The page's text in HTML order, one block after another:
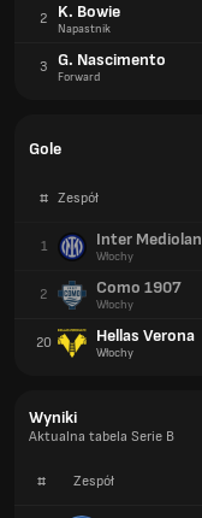
2 K. Bowie
Napastnik
3 G. Nascimento
Forward
Gole
# Zespół
1 Inter Mediolan
Włochy
2 Como 1907
Włochy
20 Hellas Verona
Włochy
Wyniki
Aktualna tabela Serie B
# Zespół